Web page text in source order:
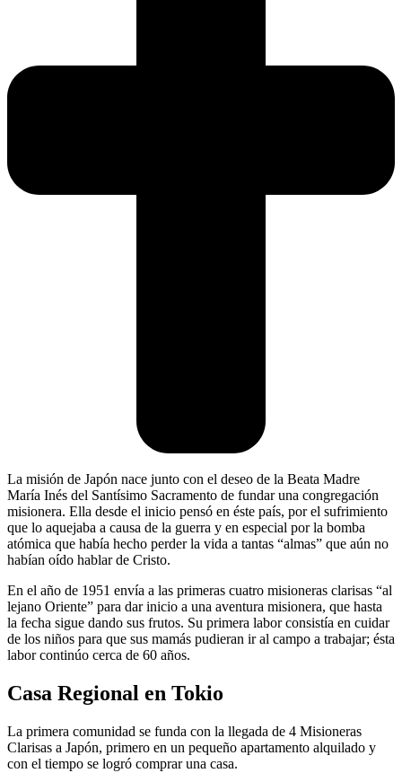
La misión de Japón nace junto con el deseo de la Beata Madre
María Inés del Santísimo Sacramento de fundar una congregación
misionera. Ella desde el inicio pensó en éste país, por el sufrimiento
que lo aquejaba a causa de la guerra y en especial por la bomba
atómica que había hecho perder la vida a tantas “almas” que aún no
habían oído hablar de Cristo.
En el año de 1951 envía a las primeras cuatro misioneras clarisas “al
lejano Oriente” para dar inicio a una aventura misionera, que hasta
la fecha sigue dando sus frutos. Su primera labor consistía en cuidar
de los niños para que sus mamás pudieran ir al campo a trabajar; ésta
labor continúo cerca de 60 años.
Casa Regional en Tokio
La primera comunidad se funda con la llegada de 4 Misioneras
Clarisas a Japón, primero en un pequeño apartamento alquilado y
con el tiempo se logró comprar una casa.